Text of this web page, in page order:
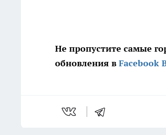
Не пропустите самые
обновления в Facebook